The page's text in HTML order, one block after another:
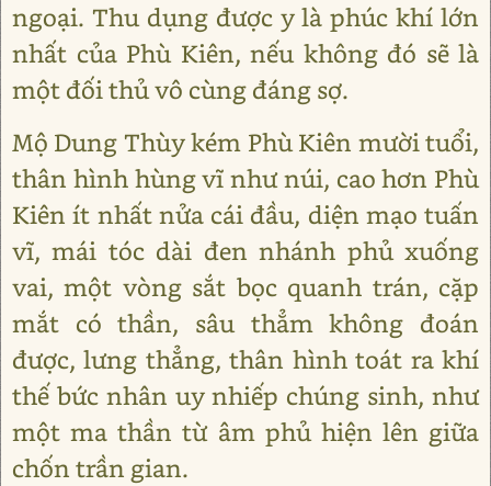
ngoại. Thu dụng được y là phúc khí lớn
nhất của Phù Kiên, nếu không đó sẽ là
một đối thủ vô cùng đáng sợ.
Mộ Dung Thùy kém Phù Kiên mười tuổi,
thân hình hùng vĩ như núi, cao hơn Phù
Kiên ít nhất nửa cái đầu, diện mạo tuấn
vĩ, mái tóc dài đen nhánh phủ xuống
vai, một vòng sắt bọc quanh trán, cặp
mắt có thần, sâu thẳm không đoán
được, lưng thẳng, thân hình toát ra khí
thế bức nhân uy nhiếp chúng sinh, như
một ma thần từ âm phủ hiện lên giữa
chốn trần gian.